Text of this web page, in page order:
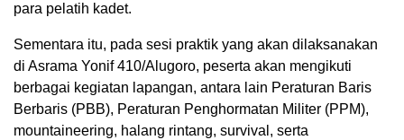
para pelatih kadet.
Sementara itu, pada sesi praktik yang akan dilaksanakan
di Asrama Yonif 410/Alugoro, peserta akan mengikuti
berbagai kegiatan lapangan, antara lain Peraturan Baris
Berbaris (PBB), Peraturan Penghormatan Militer (PPM),
mountaineering, halang rintang, survival, serta